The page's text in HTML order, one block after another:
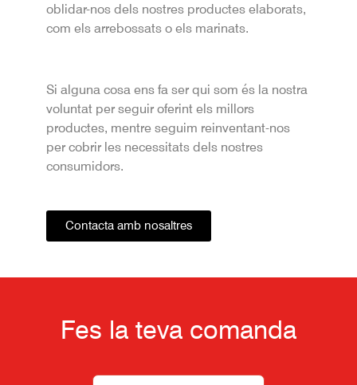
oblidar-nos dels nostres productes elaborats,
com els arrebossats o els marinats.
Si alguna cosa ens fa ser qui som és la nostra
voluntat per seguir oferint els millors
productes, mentre seguim reinventant-nos
per cobrir les necessitats dels nostres
consumidors.
Contacta amb nosaltres
Fes la teva comanda